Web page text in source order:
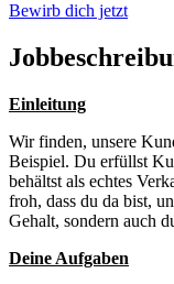
Bewirb dich jetzt
Einleitung
Wir finden, unsere
Beispiel. Du erfüllst
behältst als echtes
froh, dass du da bist,
Gehalt, sondern auch
Deine Aufgaben